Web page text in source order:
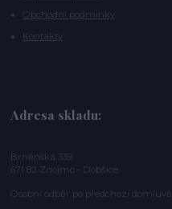
Obchodní podmínky
Kontakty
Adresa skladu:
Brněnská 339
671 82 Znojmo - Dobšice
Osobní odběr po předchozí domluvě.